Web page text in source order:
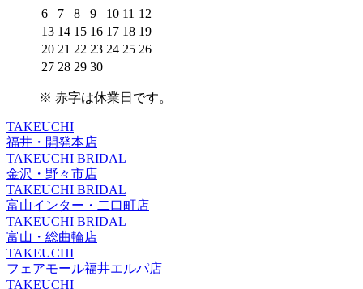
6
7 8 9 10 11 12
13 14 15 16 17 18 19
20 21 22 23 24 25 26
27 28 29 30
※ 赤字は休業日 です。
TAKEUCHI
福井・開発本店
TAKEUCHI BRIDAL
金沢・野々市店
TAKEUCHI BRIDAL
富山インター・二口町店
TAKEUCHI BRIDAL
富山・総曲輪店
TAKEUCHI
フェアモール福井エルパ店
TAKEUCHI